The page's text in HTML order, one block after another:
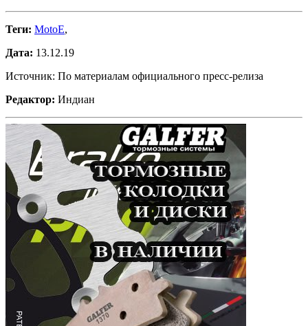
Теги: MotoE,
Дата: 13.12.19
Источник: По материалам официального пресс-релиза
Редактор: Индиан